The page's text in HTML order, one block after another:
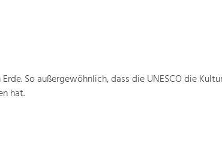
So außergewöhnlich, dass die UNESCO die
hat.